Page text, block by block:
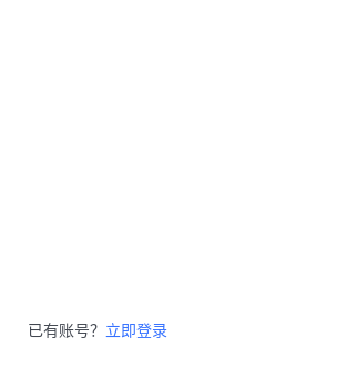
已有账号？ 立即登录